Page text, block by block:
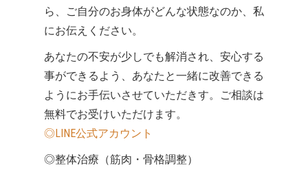
ら、ご自分のお身体がどんな状態なのか、私
にお伝えください。
あなたの不安が少しでも解消され、安心する
事ができるよう、あなたと一緒に改善できる
ようにお手伝いさせていただきす。ご相談は
無料でお受けいただけます。
◎LINE公式アカウント
◎整体治療（筋肉・骨格調整）